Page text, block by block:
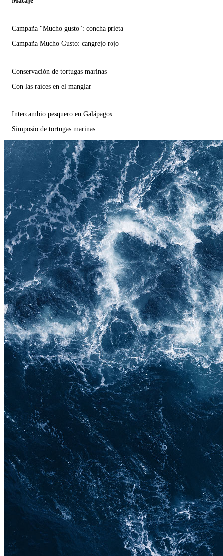
Campaña "Mucho gusto": concha prieta
Campaña Mucho Gusto: cangrejo rojo
Conservación de tortugas marinas
Con las raíces en el manglar
Intercambio pesquero en Galápagos
Simposio de tortugas marinas